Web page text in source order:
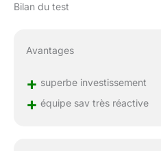
Bilan du test
Avantages
+ superbe investissement
+ équipe sav très réactive